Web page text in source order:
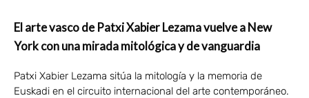
El arte vasco de Patxi Xabier Lezama vuelve a New
York con una mirada mitológica y de vanguardia
Patxi Xabier Lezama sitúa la mitología y la memoria de
Euskadi en el circuito internacional del arte contemporáneo.